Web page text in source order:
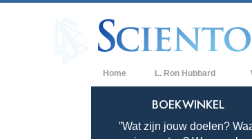
Home L. Ron Hubbard
De
BOEKWINKEL
”Wat zijn jouw doelen?